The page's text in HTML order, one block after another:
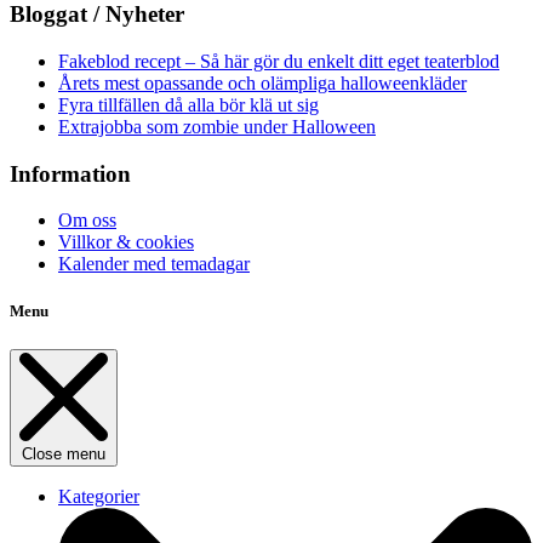
Bloggat / Nyheter
Fakeblod recept – Så här gör du enkelt ditt eget teaterblod
Årets mest opassande och olämpliga halloweenkläder
Fyra tillfällen då alla bör klä ut sig
Extrajobba som zombie under Halloween
Information
Om oss
Villkor & cookies
Kalender med temadagar
Menu
Close menu
Kategorier